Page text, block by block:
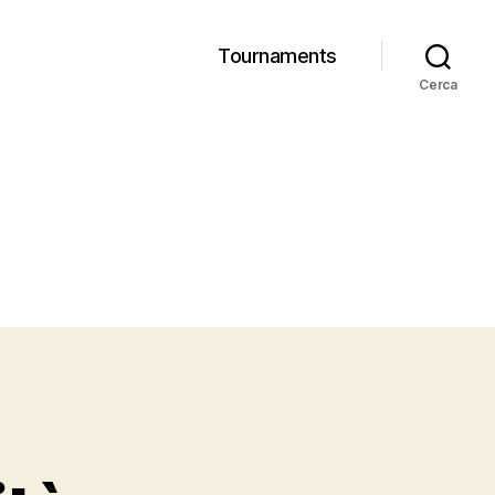
Tournaments
Cerca